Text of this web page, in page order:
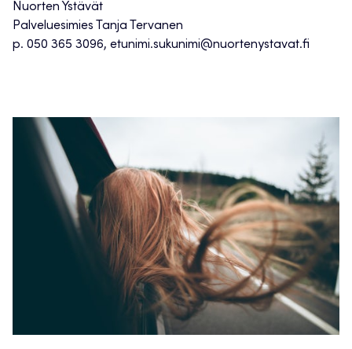
Nuorten Ystävät
Palveluesimies Tanja Tervanen
p. 050 365 3096, etunimi.sukunimi@nuortenystavat.fi